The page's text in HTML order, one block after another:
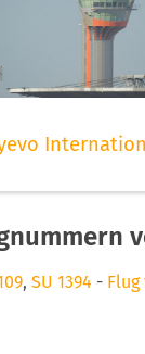
, SU 1394 -